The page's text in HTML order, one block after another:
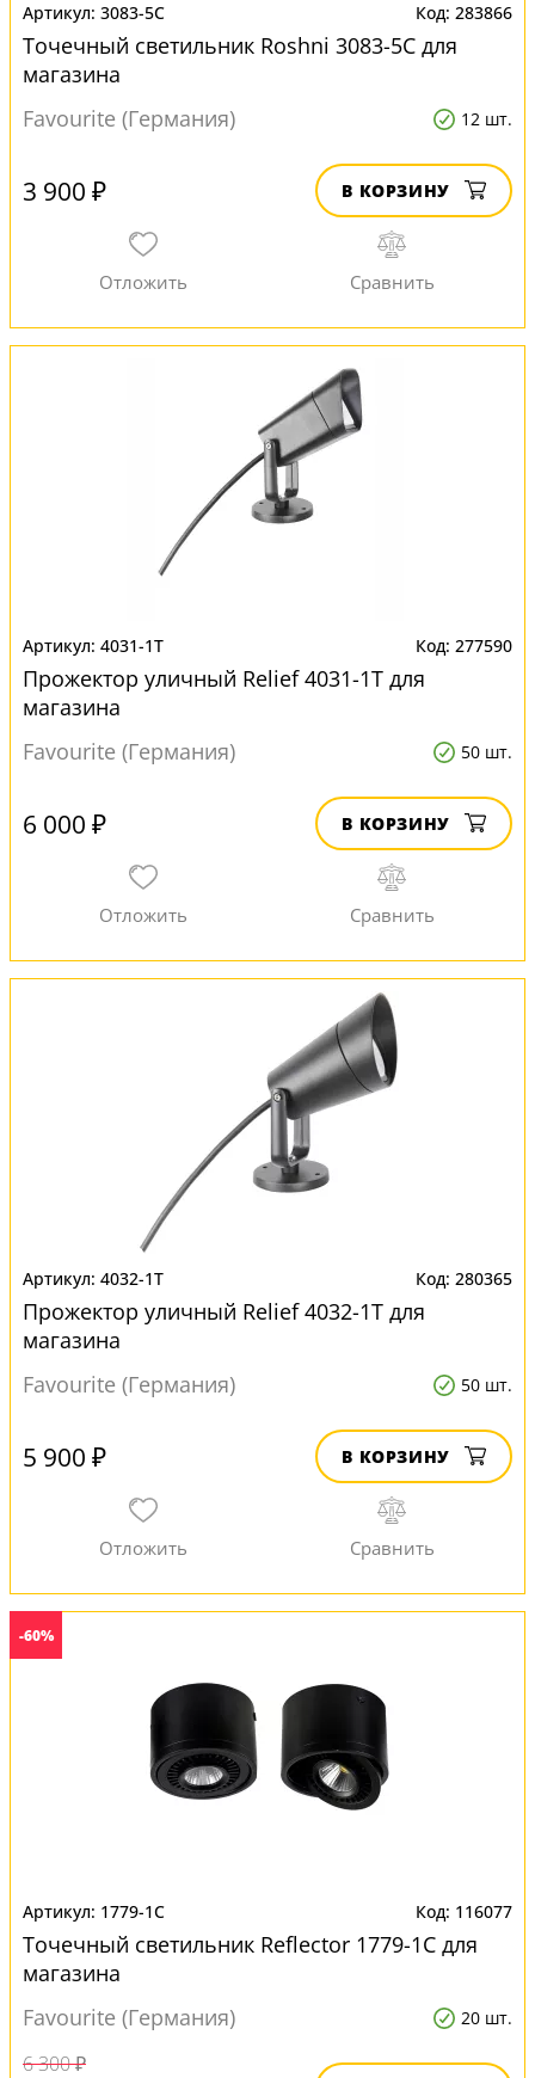
3083-5C 283866
Точечный светильник Roshni 3083-5C для
магазина
Favourite (Германия)
12 шт.
3 900 ₽ В КОРЗИНУ
4031-1T 277590
Прожектор уличный Relief 4031-1T для
магазина
Favourite (Германия)
50 шт.
6 000 ₽ В КОРЗИНУ
4032-1T 280365
Прожектор уличный Relief 4032-1T для
магазина
Favourite (Германия)
50 шт.
5 900 ₽ В КОРЗИНУ
-60%
1779-1C 116077
Точечный светильник Reflector 1779-1C для
магазина
Favourite (Германия)
20 шт.
6 300 ₽